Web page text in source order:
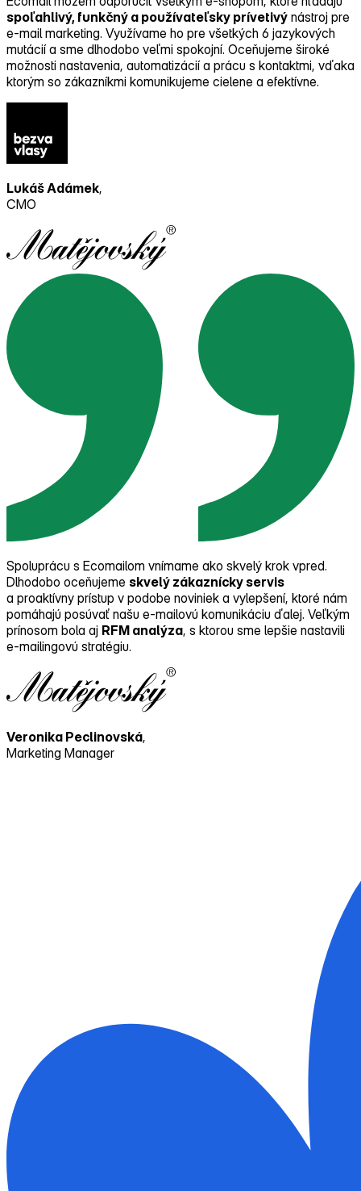
spoľahlivý, funkčný a používateľsky prívetivý nástroj pre
e‑mail marketing. Využívame ho pre všetkých 6 jazykových
mutácií a sme dlhodobo veľmi spokojní. Oceňujeme široké
možnosti nastavenia, automatizácií a prácu s kontaktmi, vďaka
ktorým so zákazníkmi komunikujeme cielene a efektívne.
Lukáš Adámek,
CMO
Spoluprácu s Ecomailom vnímame ako skvelý krok vpred.
Dlhodobo oceňujeme skvelý zákaznícky servis
a proaktívny prístup v podobe noviniek a vylepšení, ktoré nám
pomáhajú posúvať našu e‑mailovú komunikáciu ďalej. Veľkým
prínosom bola aj RFM analýza, s ktorou sme lepšie nastavili
e‑mailingovú stratégiu.
Veronika Peclinovská,
Marketing Manager